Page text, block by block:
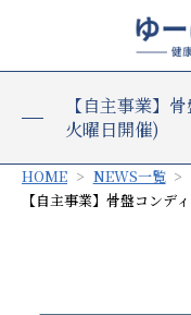
【自主事業】
火曜日開催)
HOME
NEWS一覧
【自主事業】骨盤コンデ